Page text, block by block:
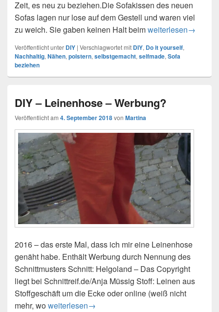
Zeit, es neu zu beziehen.Die Sofakissen des neuen
Sofas lagen nur lose auf dem Gestell und waren viel
zu weich. Sie gaben keinen Halt beimUnd wieder ein
weiterlesen→
Veröffentlicht unter DIY | Verschlagwortet mit DIY, Do it yourself,
Nachhaltig, Nähen, polstern, selbstgemacht, selfmade, Sofa
beziehen
DIY – Leinenhose – Werbung?
Veröffentlicht am 4. September 2018von Martina
2016 – das erste Mal, dass ich mir eine Leinenhose
genäht habe. Enthält Werbung durch Nennung des
Schnittmusters Schnitt: Helgoland – Das Copyright
liegt bei Schnittreif.de/Anja Müssig Stoff: Leinen aus
Stoffgeschäft um die Ecke oder online (weiß nicht
mehr, woDIY – Leinenhose – Werbung?
weiterlesen→